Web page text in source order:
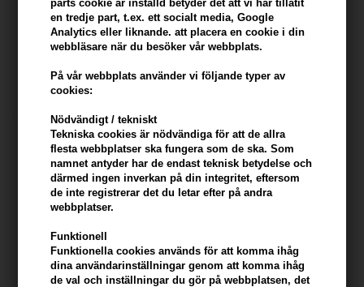
parts cookie är inställd betyder det att vi har tillåtit
en tredje part, t.ex. ett socialt media, Google
Analytics eller liknande. att placera en cookie i din
webbläsare när du besöker vår webbplats.
På vår webbplats använder vi följande typer av
cookies:
Nödvändigt / tekniskt
Tekniska cookies är nödvändiga för att de allra
flesta webbplatser ska fungera som de ska. Som
namnet antyder har de endast teknisk betydelse och
därmed ingen inverkan på din integritet, eftersom
de inte registrerar det du letar efter på andra
webbplatser.
Funktionell
Funktionella cookies används för att komma ihåg
dina användarinställningar genom att komma ihåg
de val och inställningar du gör på webbplatsen, det
Paul Mitchell Clarify Shampoo
Two 300 ml
Paul Mitchell Shampoo Three
Clarifying 300 ml
SEK